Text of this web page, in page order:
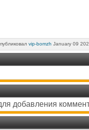
vip-bomzh January 09
добавления